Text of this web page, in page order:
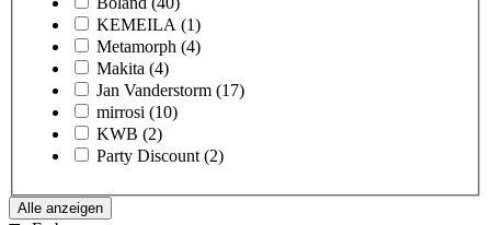
KEMEILA (1)
Metamorph (4)
Makita (4)
Jan Vanderstorm (17)
mirrosi (10)
KWB (2)
Party Discount (2)
Alle anzeigen